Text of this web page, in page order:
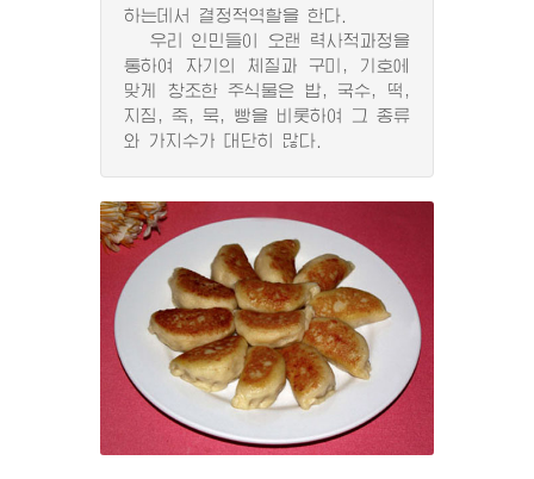
하는데서 결정적역할을 한다.
우리 인민들이 오랜 력사적과정을
통하여 자기의 체질과 구미, 기호에
맞게 창조한 주식물은 밥, 국수, 떡,
지짐, 죽, 묵, 빵을 비롯하여 그 종류
와 가지수가 대단히 많다.